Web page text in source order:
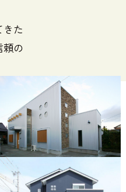
た
の